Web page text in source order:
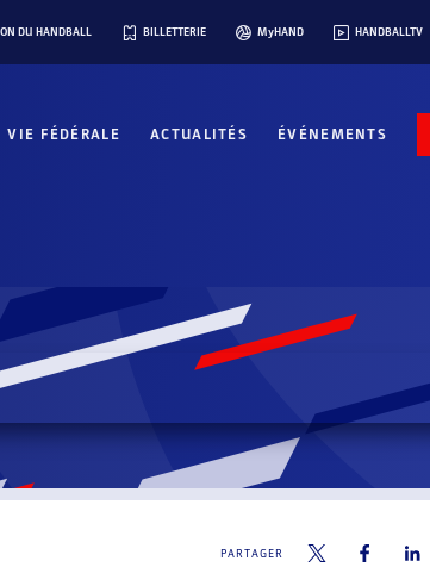
DU HANDBALL BILLETTERIE MyHAND HANDBALLTV
VIE FÉDÉRALE ACTUALITÉS ÉVÉNEMENTS
PARTAGER